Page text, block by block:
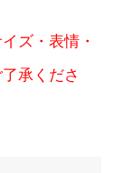
ズ・表情・
承くださ